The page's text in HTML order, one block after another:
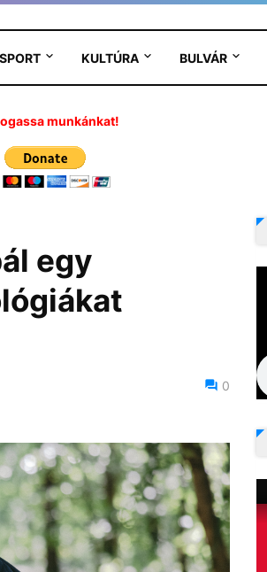
SPORT KULTÚRA BULVÁR
munkánkat!
egy
0